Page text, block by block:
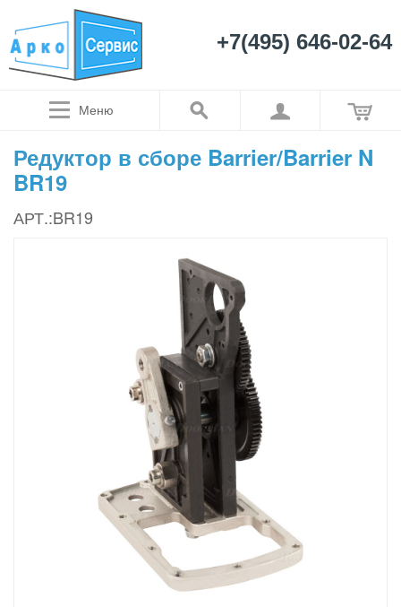
+7(495) 646-02-64
Меню
Редуктор в сборе Barrier/Barrier N
BR19
АРТ.:BR19